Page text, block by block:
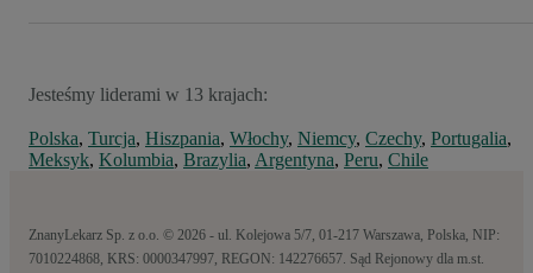
Jesteśmy liderami w 13 krajach:
Polska, Turcja, Hiszpania, Włochy, Niemcy, Czechy, Portugalia,
Meksyk, Kolumbia, Brazylia, Argentyna, Peru, Chile
ZnanyLekarz Sp. z o.o. © 2026 - ul. Kolejowa 5/7, 01-217 Warszawa, Polska, NIP:
7010224868, KRS: 0000347997, REGON: 142276657. Sąd Rejonowy dla m.st.